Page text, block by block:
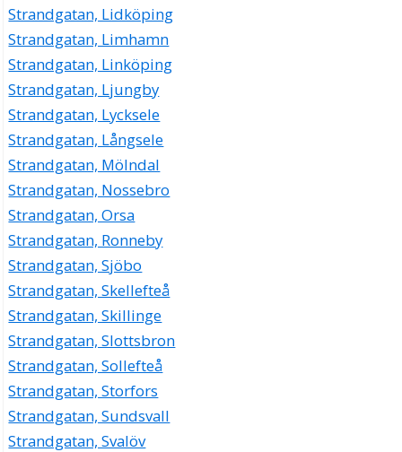
Strandgatan, Lidköping
Strandgatan, Limhamn
Strandgatan, Linköping
Strandgatan, Ljungby
Strandgatan, Lycksele
Strandgatan, Långsele
Strandgatan, Mölndal
Strandgatan, Nossebro
Strandgatan, Orsa
Strandgatan, Ronneby
Strandgatan, Sjöbo
Strandgatan, Skellefteå
Strandgatan, Skillinge
Strandgatan, Slottsbron
Strandgatan, Sollefteå
Strandgatan, Storfors
Strandgatan, Sundsvall
Strandgatan, Svalöv